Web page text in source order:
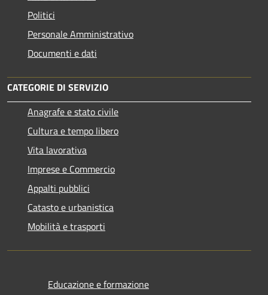
Politici
Personale Amministrativo
Documenti e dati
CATEGORIE DI SERVIZIO
Anagrafe e stato civile
Cultura e tempo libero
Vita lavorativa
Imprese e Commercio
Appalti pubblici
Catasto e urbanistica
Mobilità e trasporti
Educazione e formazione